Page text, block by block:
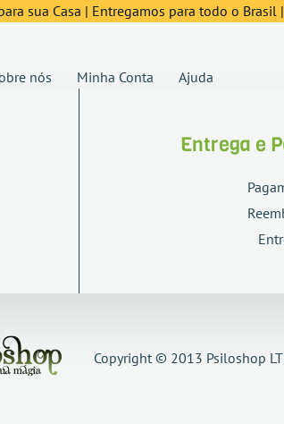
sua Casa | Entregamos para todo o Brasil
nós Minha Conta Ajuda
Entrega e
Copyright © 2013 Psiloshop